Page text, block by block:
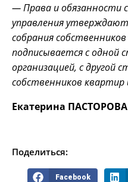
— Права и обязанности
управления
собрания
подписывается с одной
организацией, с другой
собственников квартир
Екатерина ПАСТОРОВА
Поделиться:
Facebook